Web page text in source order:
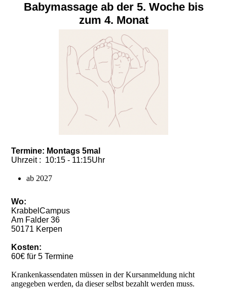
Babymassage ab der 5. Woche bis
zum 4. Monat
Termine: Montags 5mal
Uhrzeit : 10:15 - 11:15Uhr
ab 2027
Wo:
KrabbelCampus
Am Falder 36
50171 Kerpen
Kosten:
60€ für 5 Termine
Krankenkassendaten müssen in der Kursanmeldung nicht
angegeben werden, da dieser selbst bezahlt werden muss.